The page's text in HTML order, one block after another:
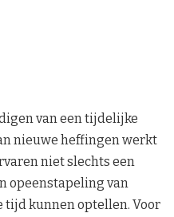
van een tijdelijke
nieuwe heffingen werkt
niet slechts een
opeenstapeling van
tijd kunnen optellen. Voor